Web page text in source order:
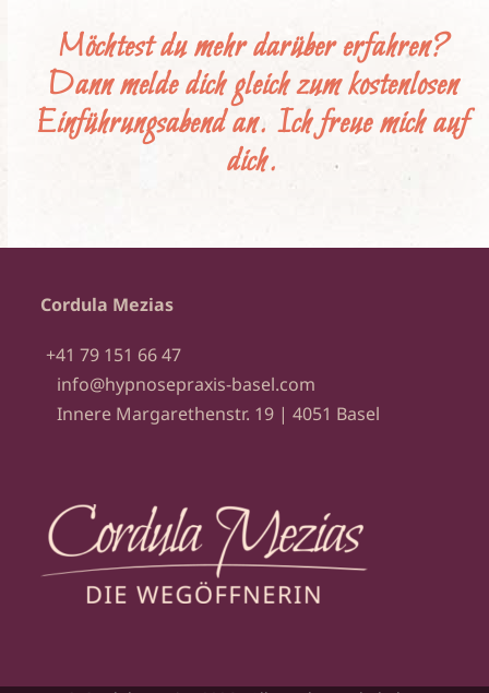
Möchtest du mehr darüber erfahren?
Dann melde dich gleich zum kostenlosen
Einführungsabend an. Ich freue mich auf
dich.
Cordula Mezias
+41 79 151 66 47
info@hypnosepraxis-basel.com
Innere Margarethenstr. 19 | 4051 Basel